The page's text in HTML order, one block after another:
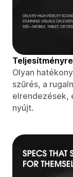
Olyan
szűrés, a
elrendezések,
nyújt.